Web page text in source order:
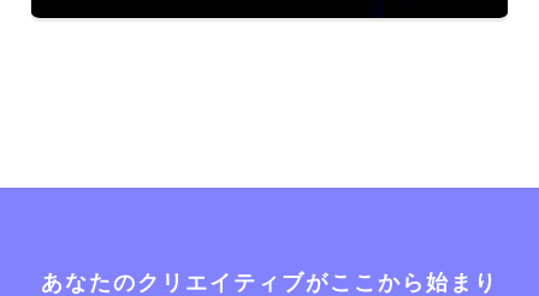
あなたのクリエイティブがここから始まり